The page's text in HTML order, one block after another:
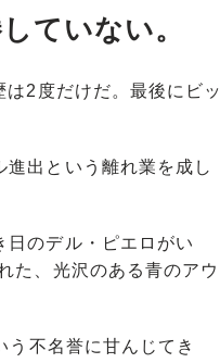
ていない。
2度だけだ。最後にビッ
出という離れ業を成し
のデル・ピエロがい
た、光沢のある青のアウ
不名誉に甘んじてき